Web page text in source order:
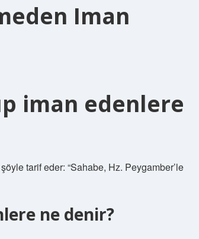
Iman
iman edenlere
tarif eder: “Sahabe, Hz. Peygamber’le
ne denir?